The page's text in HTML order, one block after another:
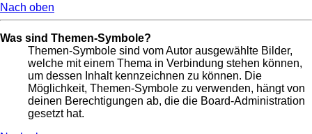
Nach oben
Was sind Themen-Symbole?
Themen-Symbole sind vom Autor ausgewählte Bilder,
welche mit einem Thema in Verbindung stehen können,
um dessen Inhalt kennzeichnen zu können. Die
Möglichkeit, Themen-Symbole zu verwenden, hängt von
deinen Berechtigungen ab, die die Board-Administration
gesetzt hat.